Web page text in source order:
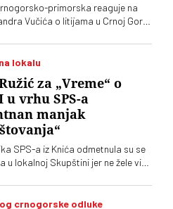
primorska reaguje na
Vučića o litijama u Crnoj Gori
lokalu
za „Vreme“ o
u vrhu SPS-a
manjak
SPS-a iz Knića odmetnula su se
u lokalnoj Skupštini jer ne žele više
Jedan od njih kaže za „Vreme“
Kniću nasilna skupina
crnogorske odluke